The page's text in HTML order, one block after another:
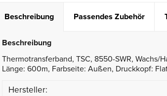
Beschreibung Passendes Zubehör
Beschreibung
Thermotransferband, TSC, 8550-SWR, Wachs/
Länge: 600m, Farbseite: Außen, Druckkopf:
Hersteller: